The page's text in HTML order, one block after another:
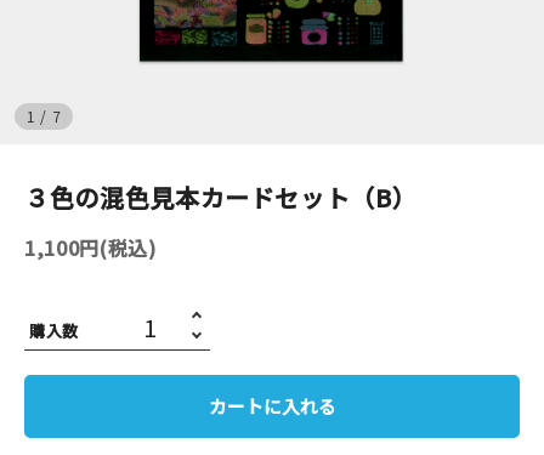
無地素材
紙
はんこ
1 / 7
３色の混色見本カードセット（B）
1,100円(税込)
購入数
カートに入れる